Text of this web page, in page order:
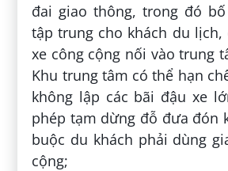
đai giao thông, trong đó
tập trung cho khách du lịch,
xe công cộng nối vào trung
Khu trung tâm có thể hạn
không lập các bãi đậu xe
phép tạm dừng đỗ đưa đón
buộc du khách phải dùng
cộng;